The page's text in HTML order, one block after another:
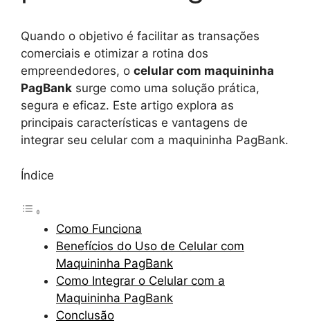
Quando o objetivo é facilitar as transações
comerciais e otimizar a rotina dos
empreendedores, o celular com maquininha
PagBank surge como uma solução prática,
segura e eficaz. Este artigo explora as
principais características e vantagens de
integrar seu celular com a maquininha PagBank.
Índice
Como Funciona
Benefícios do Uso de Celular com
Maquininha PagBank
Como Integrar o Celular com a
Maquininha PagBank
Conclusão